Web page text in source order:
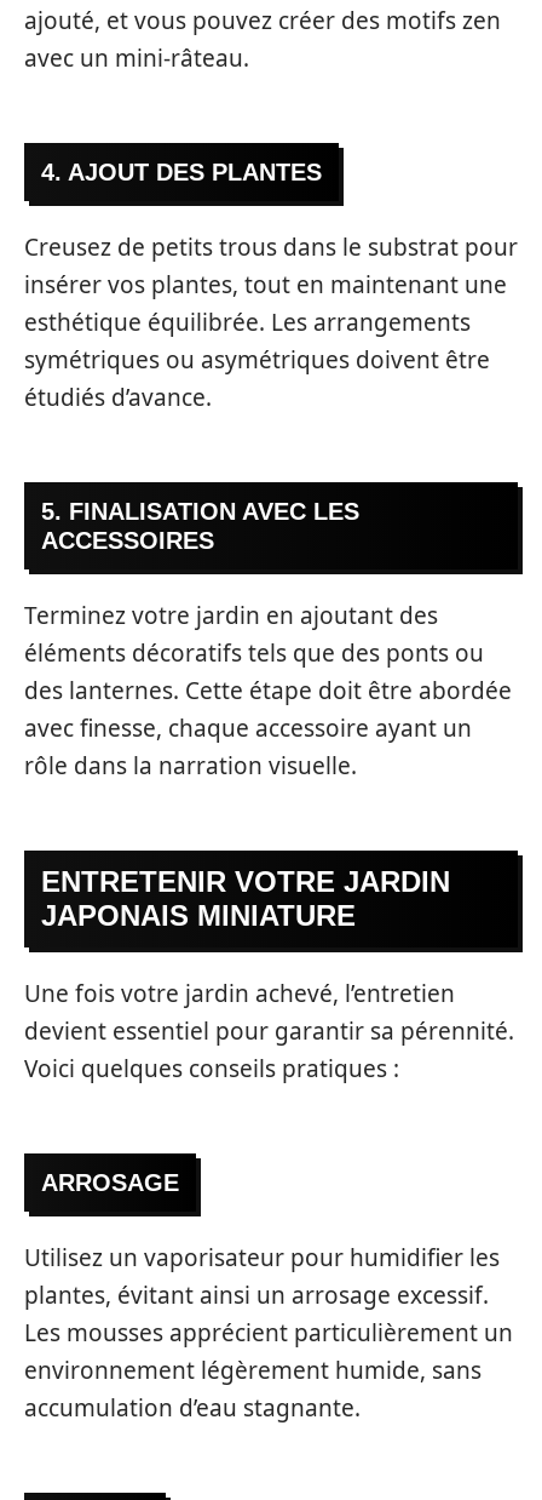
ajouté, et vous pouvez créer des motifs zen
avec un mini-râteau.
4. AJOUT DES PLANTES
Creusez de petits trous dans le substrat pour
insérer vos plantes, tout en maintenant une
esthétique équilibrée. Les arrangements
symétriques ou asymétriques doivent être
étudiés d’avance.
5. FINALISATION AVEC LES
ACCESSOIRES
Terminez votre jardin en ajoutant des
éléments décoratifs tels que des ponts ou
des lanternes. Cette étape doit être abordée
avec finesse, chaque accessoire ayant un
rôle dans la narration visuelle.
ENTRETENIR VOTRE JARDIN
JAPONAIS MINIATURE
Une fois votre jardin achevé, l’entretien
devient essentiel pour garantir sa pérennité.
Voici quelques conseils pratiques :
ARROSAGE
Utilisez un vaporisateur pour humidifier les
plantes, évitant ainsi un arrosage excessif.
Les mousses apprécient particulièrement un
environnement légèrement humide, sans
accumulation d’eau stagnante.